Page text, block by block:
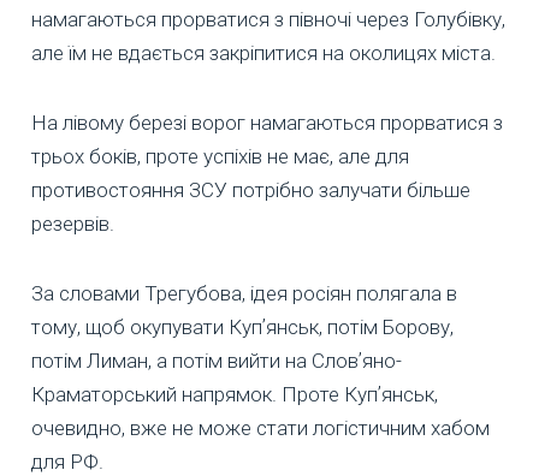
намагаються прорватися з півночі через Голубівку,
але їм не вдається закріпитися на околицях міста.
На лівому березі ворог намагаються прорватися з
трьох боків, проте успіхів не має, але для
противостояння ЗСУ потрібно залучати більше
резервів.
За словами Трегубова, ідея росіян полягала в
тому, щоб окупувати Купʼянськ, потім Борову,
потім Лиман, а потім вийти на Словʼяно-
Краматорський напрямок. Проте Купʼянськ,
очевидно, вже не може стати логістичним хабом
для РФ.